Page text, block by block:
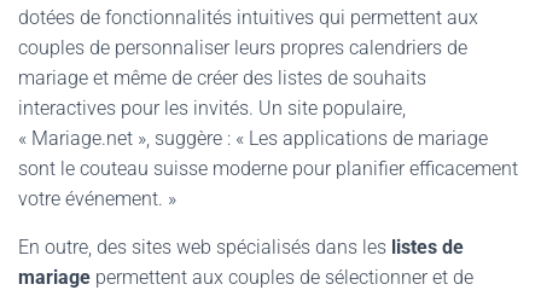
dotées de fonctionnalités intuitives qui permettent aux
couples de personnaliser leurs propres calendriers de
mariage et même de créer des listes de souhaits
interactives pour les invités. Un site populaire,
« Mariage.net », suggère : « Les applications de mariage
sont le couteau suisse moderne pour planifier efficacement
votre événement. »
En outre, des sites web spécialisés dans les listes de
mariage permettent aux couples de sélectionner et de